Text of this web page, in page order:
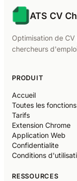
ATS CV
Optimisation de
chercheurs
PRODUIT
Accueil
Toutes les fonctions
Tarifs
Extension Chrome
Application Web
Confidentialite
Conditions
RESSOURCES